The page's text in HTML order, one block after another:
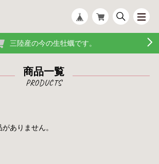
三陸産の今の生牡蠣です。
商品一覧
ありません。